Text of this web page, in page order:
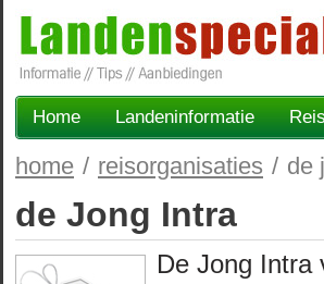
Home Landeninformatie
home / reisorganisaties / de
de Jong Intra
De Jong Intra